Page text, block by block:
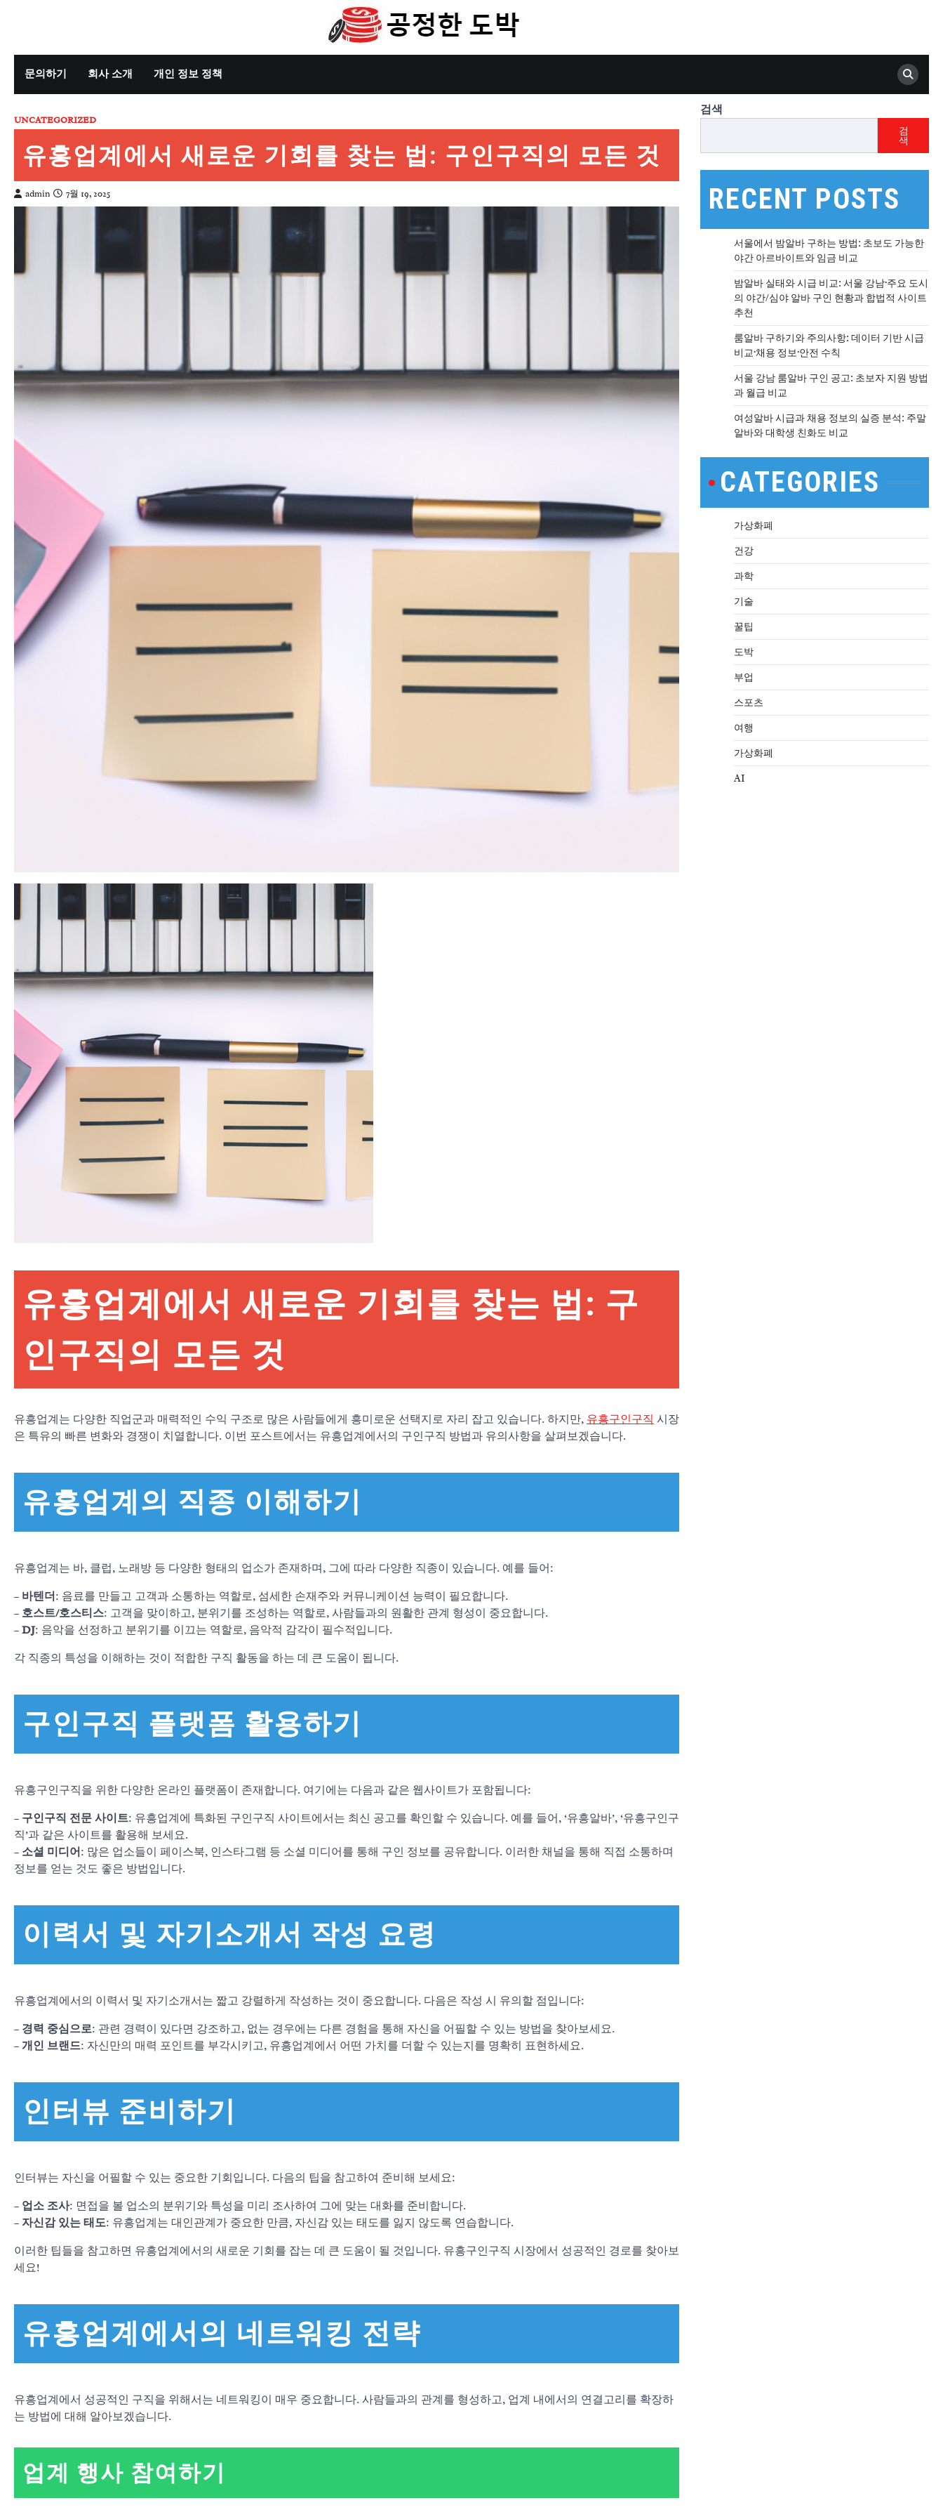
문의하기 회사 소개 개인 정보 정책
UNCATEGORIZED
유흥업계에서 새로운 기회를 찾는 법: 구인구직의 모든 것
admin 7월 19, 2025
유흥업계에서 새로운 기회를 찾는 법: 구
인구직의 모든 것
유흥업계는 다양한 직업군과 매력적인 수익 구조로 많은 사람들에게 흥미로운 선택지로 자리 잡고 있습니다. 하지만, 유흥구인구직 시장
은 특유의 빠른 변화와 경쟁이 치열합니다. 이번 포스트에서는 유흥업계에서의 구인구직 방법과 유의사항을 살펴보겠습니다.
유흥업계의 직종 이해하기
유흥업계는 바, 클럽, 노래방 등 다양한 형태의 업소가 존재하며, 그에 따라 다양한 직종이 있습니다. 예를 들어:
– 바텐더 : 음료를 만들고 고객과 소통하는 역할로, 섬세한 손재주와 커뮤니케이션 능력이 필요합니다.
– 호스트/호스티스: 고객을 맞이하고, 분위기를 조성하는 역할로, 사람들과의 원활한 관계 형성이 중요합니다.
– DJ: 음악을 선정하고 분위기를 이끄는 역할로, 음악적 감각이 필수적입니다.
각 직종의 특성을 이해하는 것이 적합한 구직 활동을 하는 데 큰 도움이 됩니다.
구인구직 플랫폼 활용하기
유흥구인구직을 위한 다양한 온라인 플랫폼이 존재합니다. 여기에는 다음과 같은 웹사이트가 포함됩니다:
– 구인구직 전문 사이트: 유흥업계에 특화된 구인구직 사이트에서는 최신 공고를 확인할 수 있습니다. 예를 들어, ‘유흥알바’, ‘유흥구인구
직’과 같은 사이트를 활용해 보세요.
– 소셜 미디어 : 많은 업소들이 페이스북, 인스타그램 등 소셜 미디어를 통해 구인 정보를 공유합니다. 이러한 채널을 통해 직접 소통하며
정보를 얻는 것도 좋은 방법입니다.
이력서 및 자기소개서 작성 요령
유흥업계에서의 이력서 및 자기소개서는 짧고 강렬하게 작성하는 것이 중요합니다. 다음은 작성 시 유의할 점입니다:
– 경력 중심으로: 관련 경력이 있다면 강조하고, 없는 경우에는 다른 경험을 통해 자신을 어필할 수 있는 방법을 찾아보세요.
– 개인 브랜드: 자신만의 매력 포인트를 부각시키고, 유흥업계에서 어떤 가치를 더할 수 있는지를 명확히 표현하세요.
인터뷰 준비하기
인터뷰는 자신을 어필할 수 있는 중요한 기회입니다. 다음의 팁을 참고하여 준비해 보세요:
– 업소 조사: 면접을 볼 업소의 분위기와 특성을 미리 조사하여 그에 맞는 대화를 준비합니다.
– 자신감 있는 태도: 유흥업계는 대인관계가 중요한 만큼, 자신감 있는 태도를 잃지 않도록 연습합니다.
이러한 팁들을 참고하면 유흥업계에서의 새로운 기회를 잡는 데 큰 도움이 될 것입니다. 유흥구인구직 시장에서 성공적인 경로를 찾아보
세요!
유흥업계에서의 네트워킹 전략
유흥업계에서 성공적인 구직을 위해서는 네트워킹이 매우 중요합니다. 사람들과의 관계를 형성하고, 업계 내에서의 연결고리를 확장하
는 방법에 대해 알아보겠습니다.
업계 행사 참여하기
검색
검
색
RECENT POSTS
서울에서 밤알바 구하는 방법: 초보도 가능한
야간 아르바이트와 임금 비교
밤알바 실태와 시급 비교: 서울 강남·주요 도시
의 야간/심야 알바 구인 현황과 합법적 사이트
추천
룸알바 구하기와 주의사항: 데이터 기반 시급
비교·채용 정보·안전 수칙
서울 강남 룸알바 구인 공고: 초보자 지원 방법
과 월급 비교
여성알바 시급과 채용 정보의 실증 분석: 주말
알바와 대학생 친화도 비교
CATEGORIES
가상화폐
건강
과학
기술
꿀팁
도박
부업
스포츠
여행
가상화폐
AI